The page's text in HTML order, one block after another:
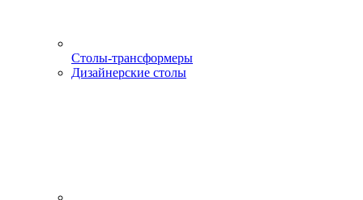
Столы-трансформеры
Дизайнерские столы